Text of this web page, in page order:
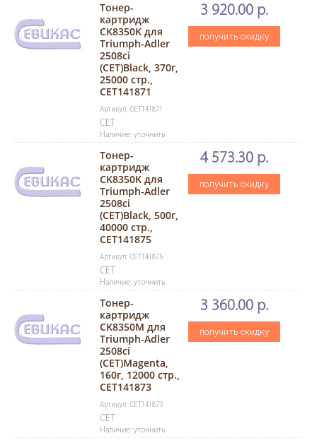
Тонер-
картридж
CK8350K для
Triumph-Adler
2508ci
(CET)Black, 370г,
25000 стр.,
CET141871
Артикул: CET141871
CET
Наличие: уточнить
3 920.00 р.
получить скидку
Тонер-
картридж
CK8350K для
Triumph-Adler
2508ci
(CET)Black, 500г,
40000 стр.,
CET141875
Артикул: CET141875
CET
Наличие: уточнить
4 573.30 р.
получить скидку
Тонер-
картридж
CK8350M для
Triumph-Adler
2508ci
(CET)Magenta,
160г, 12000 стр.,
CET141873
Артикул: CET141873
CET
Наличие: уточнить
3 360.00 р.
получить скидку